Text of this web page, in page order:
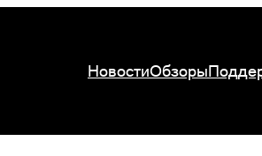
НовостиОбзоры